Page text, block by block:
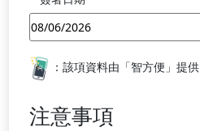
：該項資料由「智方便」提供
注意事項